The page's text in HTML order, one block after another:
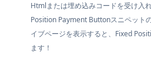
Htmlまたは埋め込みコードを受け入
Position Payment Buttonスニペット
イブページを表示すると、Fixed
ます！